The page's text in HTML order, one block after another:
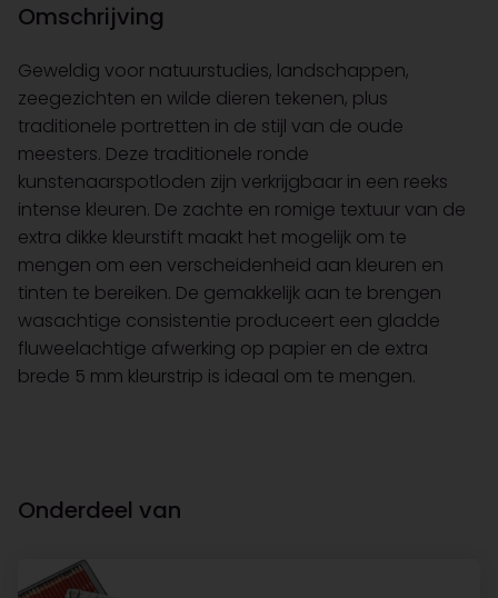
Omschrijving
Geweldig voor natuurstudies, landschappen,
zeegezichten en wilde dieren tekenen, plus
traditionele portretten in de stijl van de oude
meesters. Deze traditionele ronde
kunstenaarspotloden zijn verkrijgbaar in een reeks
intense kleuren. De zachte en romige textuur van de
extra dikke kleurstift maakt het mogelijk om te
mengen om een ​​verscheidenheid aan kleuren en
tinten te bereiken. De gemakkelijk aan te brengen
wasachtige consistentie produceert een gladde
fluweelachtige afwerking op papier en de extra
brede 5 mm kleurstrip is ideaal om te mengen.
Onderdeel van